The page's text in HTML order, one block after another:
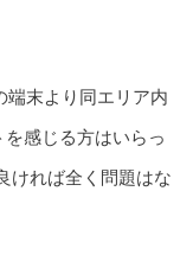
端末より同エリア内
感じる方はいらっ
ければ全く問題はな